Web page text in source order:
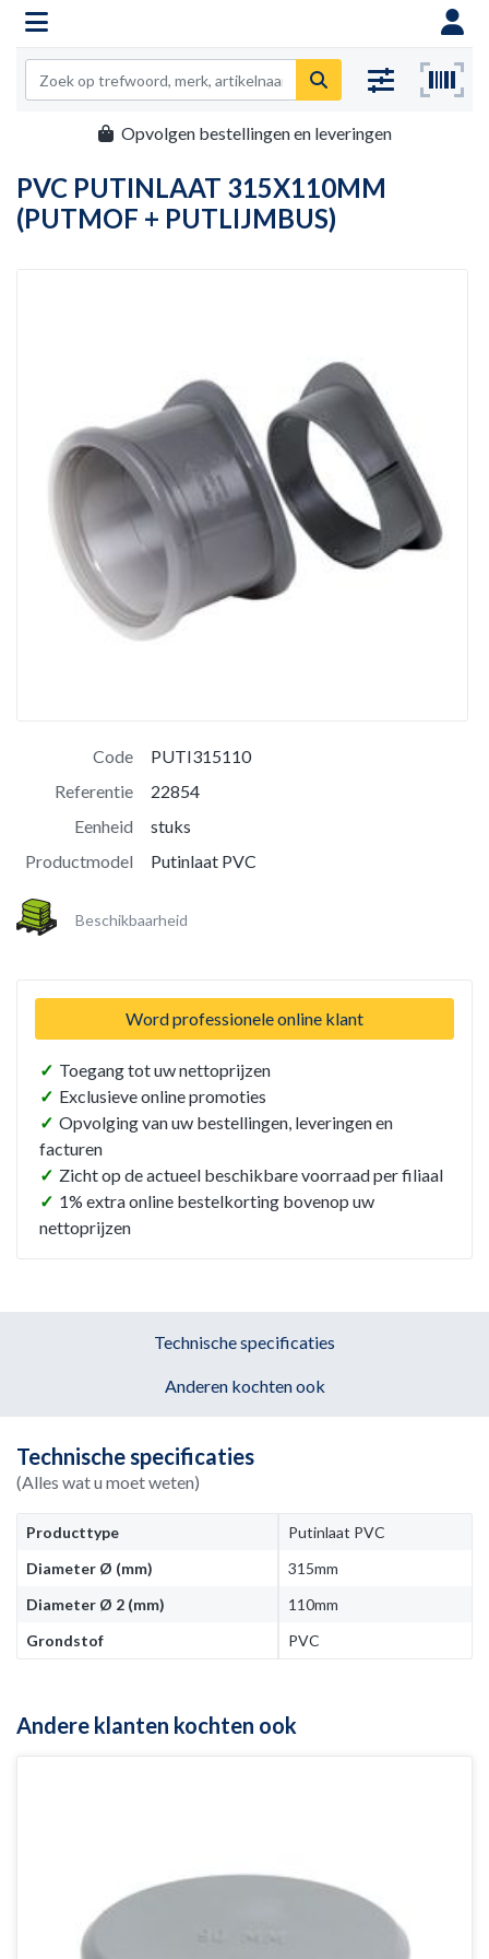
Opvolgen bestellingen en leveringen
PVC PUTINLAAT 315X110MM
(PUTMOF + PUTLIJMBUS)
Code
PUTI315110
Referentie
22854
Eenheid
stuks
Productmodel
Putinlaat PVC
Beschikbaarheid
Word professionele online klant
✓ Toegang tot uw nettoprijzen
✓ Exclusieve online promoties
✓ Opvolging van uw bestellingen, leveringen en
facturen
✓ Zicht op de actueel beschikbare voorraad per filiaal
✓ 1% extra online bestelkorting bovenop uw
nettoprijzen
Technische specificaties
Anderen kochten ook
Technische specificaties
(Alles wat u moet weten)
Producttype
Putinlaat PVC
Diameter Ø (mm)
315mm
Diameter Ø 2 (mm)
110mm
Grondstof
PVC
Andere klanten kochten ook